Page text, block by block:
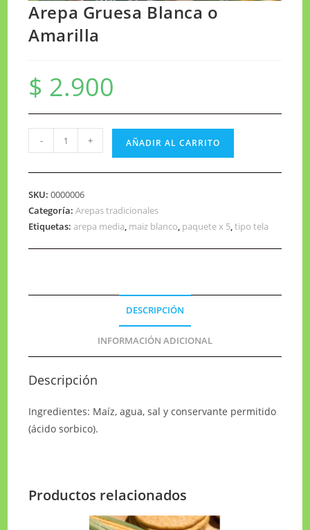
Arepa Gruesa Blanca o
Amarilla
$ 2.900
- + AÑADIR AL CARRITO
SKU:0000006
Categoría:Arepas tradicionales
Etiquetas:arepa media, maiz blanco, paquete x 5,tipo tela
DESCRIPCIÓN
INFORMACIÓN ADICIONAL
Descripción
Ingredientes: Maíz, agua, sal y conservante permitido
(ácido sorbico).
Productos relacionados